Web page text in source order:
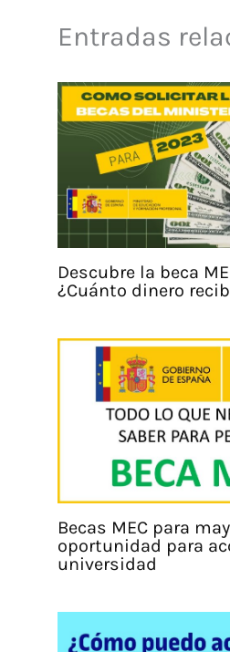
Entradas
Descubre la beca
¿Cuánto dinero
Becas MEC para
oportunidad para
universidad